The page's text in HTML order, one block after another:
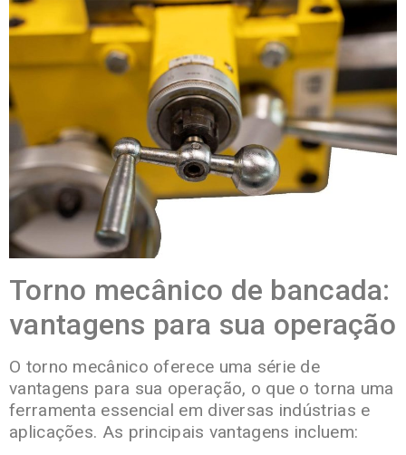
Torno mecânico de bancada:
vantagens para sua operação
O torno mecânico oferece uma série de
vantagens para sua operação, o que o torna uma
ferramenta essencial em diversas indústrias e
aplicações. As principais vantagens incluem: